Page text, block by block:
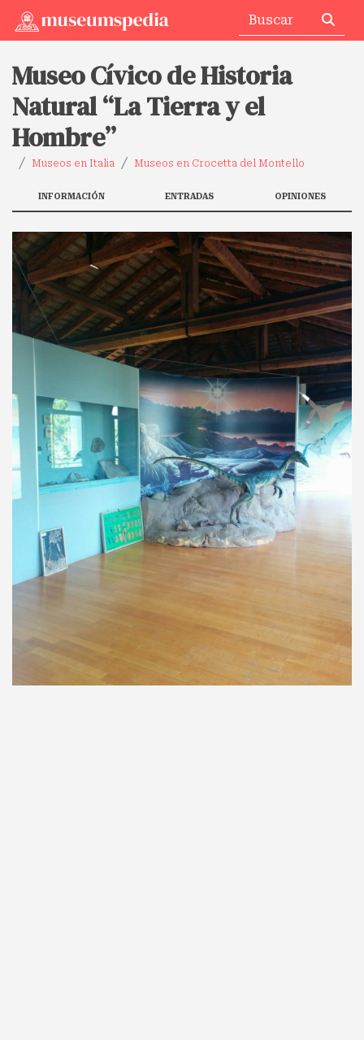
Museo Cívico de Historia
Natural “La Tierra y el
Hombre”
Museos en Italia Museos en Crocetta del Montello
INFORMACIÓN ENTRADAS OPINIONES